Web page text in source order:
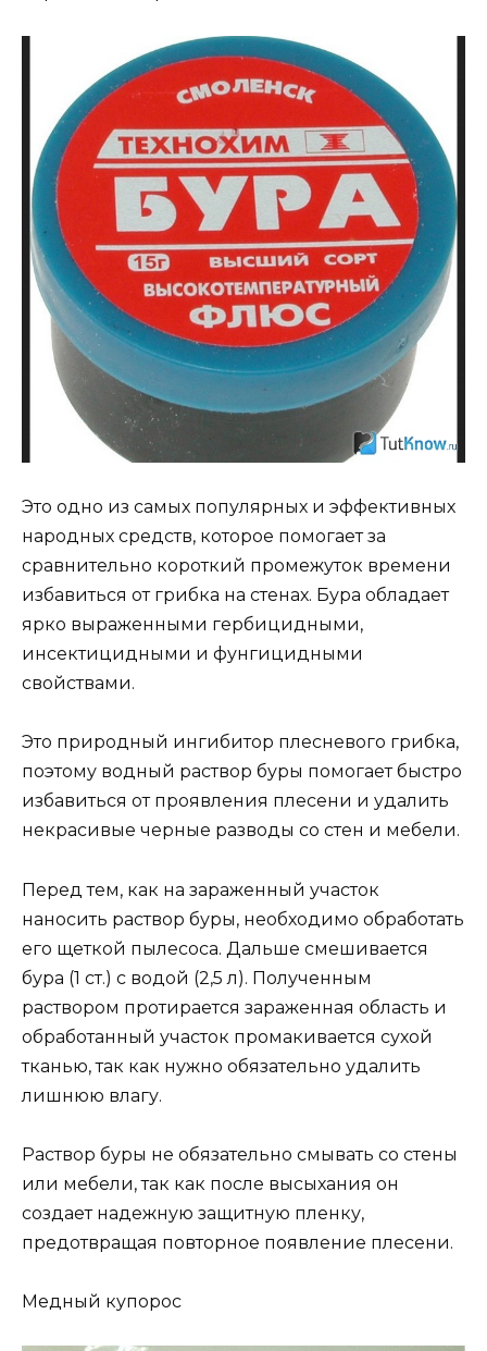
Это одно из самых популярных и эффективных
народных средств, которое помогает за
сравнительно короткий промежуток времени
избавиться от грибка на стенах. Бура обладает
ярко выраженными гербицидными,
инсектицидными и фунгицидными
свойствами.
Это природный ингибитор плесневого грибка,
поэтому водный раствор буры помогает быстро
избавиться от проявления плесени и удалить
некрасивые черные разводы со стен и мебели.
Перед тем, как на зараженный участок
наносить раствор буры, необходимо обработать
его щеткой пылесоса. Дальше смешивается
бура (1 ст.) с водой (2,5 л). Полученным
раствором протирается зараженная область и
обработанный участок промакивается сухой
тканью, так как нужно обязательно удалить
лишнюю влагу.
Раствор буры не обязательно смывать со стены
или мебели, так как после высыхания он
создает надежную защитную пленку,
предотвращая повторное появление плесени.
Медный купорос